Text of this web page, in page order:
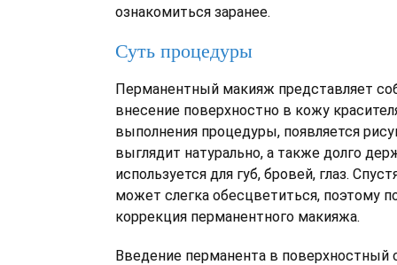
ознакомиться заранее.
Суть процедуры
Перманентный макияж представляет
внесение поверхностно в кожу
выполнения процедуры, появляется
выглядит натурально, а также долго
используется для губ, бровей, глаз.
может слегка обесцветиться, поэтому
коррекция перманентного макияжа.
Введение перманента в поверхностный